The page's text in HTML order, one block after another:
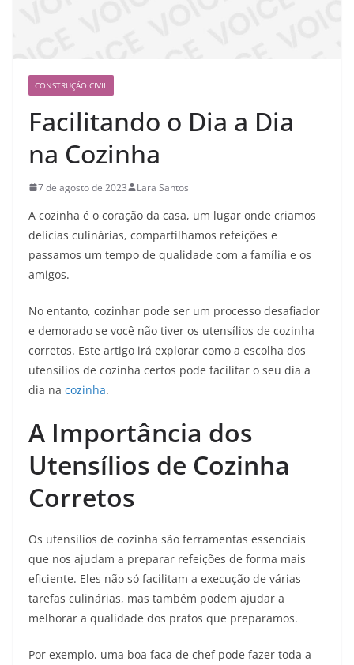
CONSTRUÇÃO CIVIL
Facilitando o Dia a Dia
na Cozinha
7 de agosto de 2023 Lara Santos
A cozinha é o coração da casa, um lugar onde criamos
delícias culinárias, compartilhamos refeições e
passamos um tempo de qualidade com a família e os
amigos.
No entanto, cozinhar pode ser um processo desafiador
e demorado se você não tiver os utensílios de cozinha
corretos. Este artigo irá explorar como a escolha dos
utensílios de cozinha certos pode facilitar o seu dia a
dia na cozinha.
A Importância dos
Utensílios de Cozinha
Corretos
Os utensílios de cozinha são ferramentas essenciais
que nos ajudam a preparar refeições de forma mais
eficiente. Eles não só facilitam a execução de várias
tarefas culinárias, mas também podem ajudar a
melhorar a qualidade dos pratos que preparamos.
Por exemplo, uma boa faca de chef pode fazer toda a